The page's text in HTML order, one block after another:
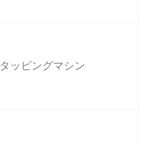
タッピングマシン